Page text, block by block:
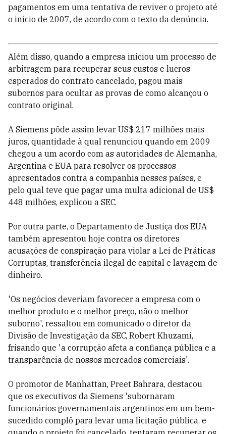
pagamentos em uma tentativa de reviver o projeto até
o início de 2007, de acordo com o texto da denúncia.
Além disso, quando a empresa iniciou um processo de
arbitragem para recuperar seus custos e lucros
esperados do contrato cancelado, pagou mais
subornos para ocultar as provas de como alcançou o
contrato original.
A Siemens pôde assim levar US$ 217 milhões mais
juros, quantidade à qual renunciou quando em 2009
chegou a um acordo com as autoridades de Alemanha,
Argentina e EUA para resolver os processos
apresentados contra a companhia nesses países, e
pelo qual teve que pagar uma multa adicional de US$
448 milhões, explicou a SEC.
Por outra parte, o Departamento de Justiça dos EUA
também apresentou hoje contra os diretores
acusações de conspiração para violar a Lei de Práticas
Corruptas, transferência ilegal de capital e lavagem de
dinheiro.
'Os negócios deveriam favorecer a empresa com o
melhor produto e o melhor preço, não o melhor
suborno', ressaltou em comunicado o diretor da
Divisão de Investigação da SEC, Robert Khuzami,
frisando que 'a corrupção afeta a confiança pública e a
transparência de nossos mercados comerciais'.
O promotor de Manhattan, Preet Bahrara, destacou
que os executivos da Siemens 'subornaram
funcionários governamentais argentinos em um bem-
sucedido complô para levar uma licitação pública, e